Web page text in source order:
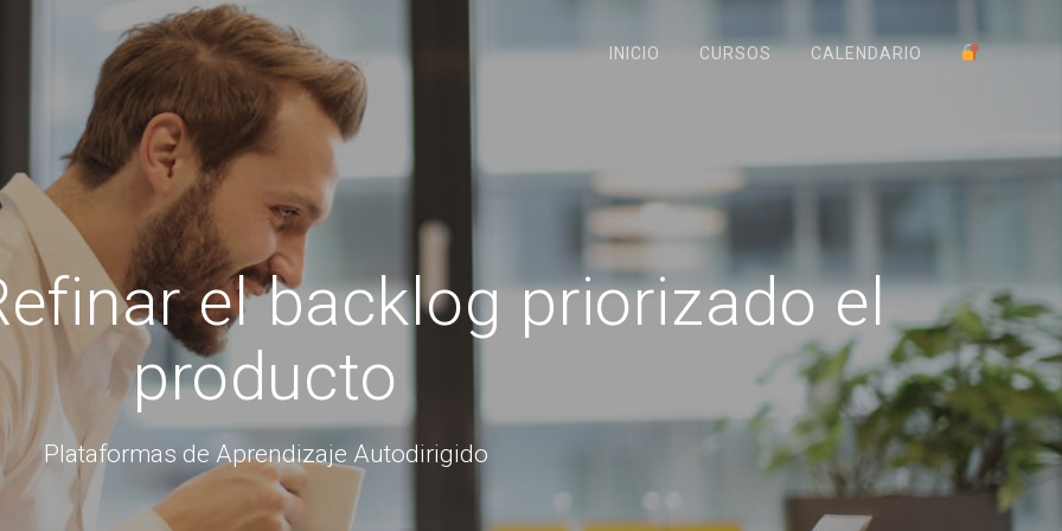
INICIO CURSOS CALENDARIO
el backlog priorizado el
producto
Plataformas de Aprendizaje Autodirigido